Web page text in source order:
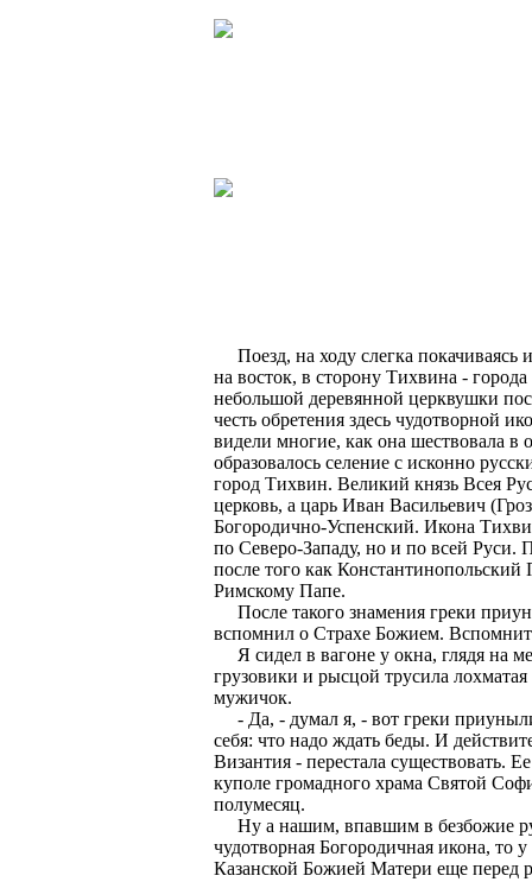
Поезд, на ходу слегка покачиваясь
на восток, в сторону Тихвина -
небольшой деревянной церквушки
честь обретения здесь чудотворной
видели многие, как она шествовала в
образовалось селение с исконно
город Тихвин. Великий князь Всея
церковь, а царь Иван Васильевич
Богородично-Успенский. Икона
по Северо-Западу, но и по всей Руси.
после того как
Римскому Папе.
После такого знамения греки
вспомнил о Страхе Божием.
Я сидел в вагоне у окна, глядя на
грузовики и рысцой трусила
мужичок.
- Да, - думал я, - вот греки
себя: что надо ждать беды. И
Византия - перестала существовать.
куполе громадного храма Святой
полумесяц.
Ну а нашим, впавшим в безбожие
чудотворная Богородичная икона, то
Казанской Божией Матери еще перед